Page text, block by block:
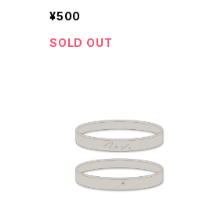
¥500
SOLD OUT